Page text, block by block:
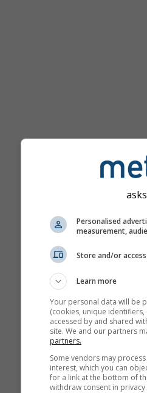
Personalised
measurement,
Store and/or
Learn more
Your personal data will be
(cookies, unique
accessed by and shared
site. We and our partners
partners.
Some vendors may
interest, which you can
for a link at the bottom of
withdraw consent in